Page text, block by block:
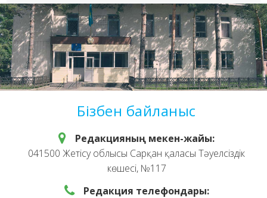
Бізбен байланыс
Редакцияның мекен-жайы:
041500 Жетісу облысы Сарқан қаласы Тәуелсіздік
көшесі, №117
Редакция телефондары: